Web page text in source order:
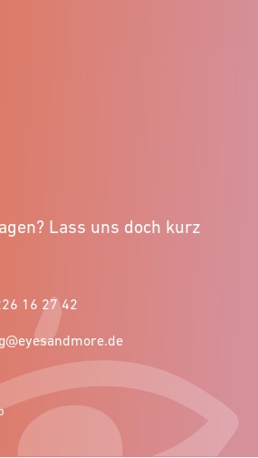
Lass uns doch kurz
16 27 42